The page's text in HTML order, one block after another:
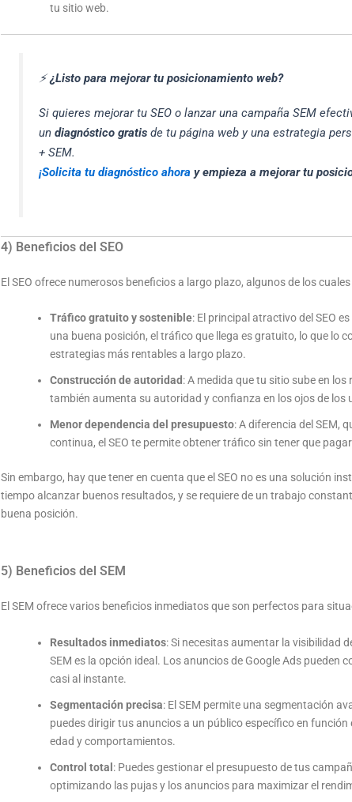
tu sitio web.
⚡¿Listo para mejorar tu posicionamiento web?
Si quieres mejorar tu SEO o lanzar una campaña SEM
undiagnóstico gratis de tu página web y una estrategia
+ SEM.
¡Solicita tu diagnóstico ahora y empieza a mejorar tu
4) Beneficios del SEO
El SEO ofrece numerosos beneficios a largo plazo, algunos de los
Tráfico gratuito y sostenible: El principal atractivo del SEO
una buena posición, el tráfico que llega es gratuito, lo que lo
estrategias más rentables a largo plazo.
Construcción de autoridad : A medida que tu sitio sube en los
también aumenta su autoridad y confianza en los ojos de los
Menor dependencia del presupuesto: A diferencia del SEM,
continua, el SEO te permite obtener tráfico sin tener que
Sin embargo, hay que tener en cuenta que el SEO no es una solución
tiempo alcanzar buenos resultados, y se requiere de un trabajo
buena posición.
5) Beneficios del SEM
El SEM ofrece varios beneficios inmediatos que son perfectos para
Resultados inmediatos: Si necesitas aumentar la visibilidad
SEM es la opción ideal. Los anuncios de Google Ads pueden
casi al instante.
Segmentación precisa: El SEM permite una segmentación
puedes dirigir tus anuncios a un público específico en función
edad y comportamientos.
Control total : Puedes gestionar el presupuesto de tus
optimizando las pujas y los anuncios para maximizar el